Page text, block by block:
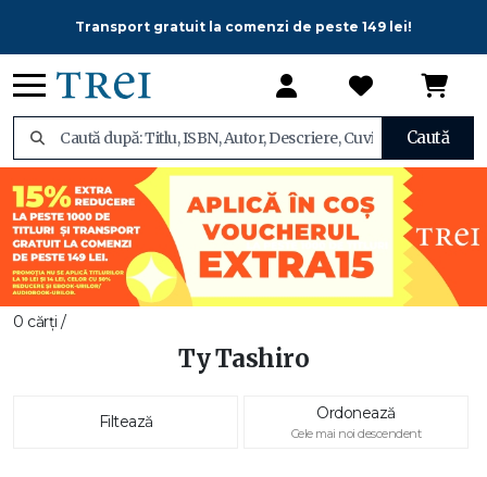
Transport gratuit la comenzi de peste 149 lei!
Caută
0 cărți /
Ty Tashiro
Filtează Ordonează
Cele mai noi descendent